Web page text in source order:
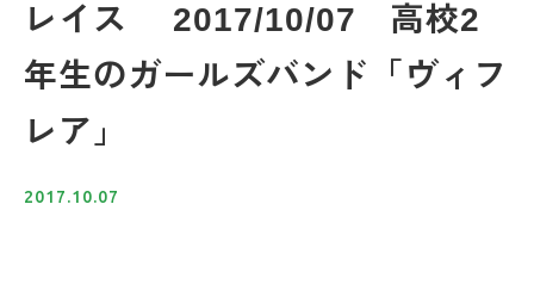
レイス 2017/10/07 高校2
年生のガールズバンド「ヴィフ
レア」
2017.10.07